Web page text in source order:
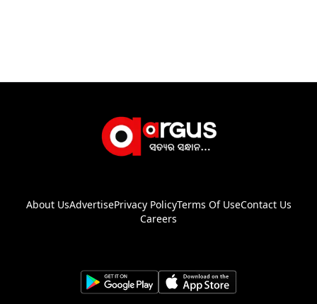
About UsAdvertisePrivacy PolicyTerms Of UseContact Us
Careers